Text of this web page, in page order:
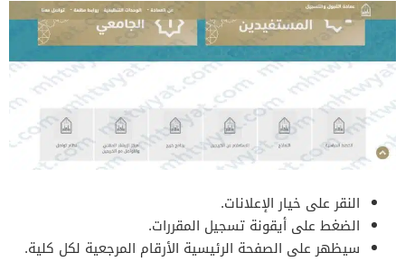
النقر على خيار الإعلانات.
الضغط على أيقونة تسجيل المقررات.
سيظهر على الصفحة الرئيسية الأرقام المرجعية لكل كلية.